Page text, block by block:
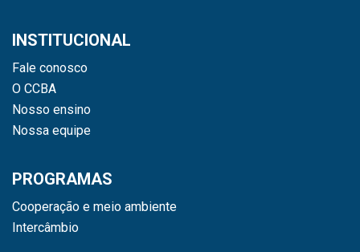
INSTITUCIONAL
Fale conosco
O CCBA
Nosso ensino
Nossa equipe
PROGRAMAS
Cooperação e meio ambiente
Intercâmbio